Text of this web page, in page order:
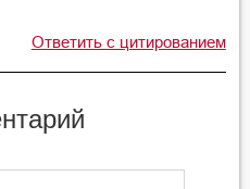
Ответить с цитированием